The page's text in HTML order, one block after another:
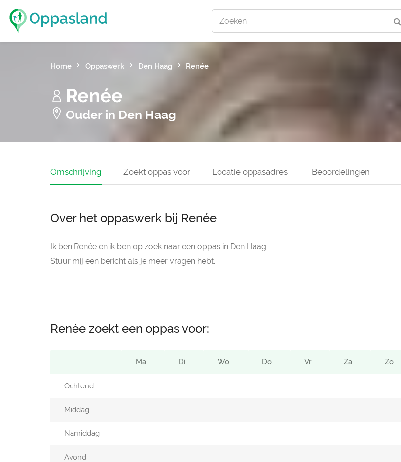
Zoeken
Home Oppaswerk Den Haag Renée
Renée
Ouder in Den Haag
Omschrijving Zoekt oppas voor Locatie oppasadres Beoordelingen
Over het oppaswerk bij Renée
Ik ben Renée en ik ben op zoek naar een oppas in Den Haag.
Stuur mij een bericht als je meer vragen hebt.
Renée zoekt een oppas voor:
Ma Di Wo Do Vr Za Zo
Ochtend
Middag
Namiddag
Avond